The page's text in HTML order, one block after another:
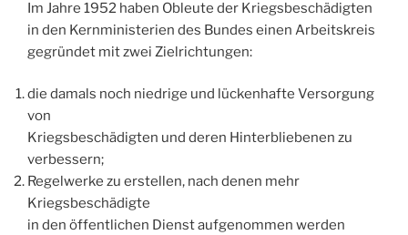
Im Jahre 1952 haben Obleute der Kriegsbeschädigten
in den Kernministerien des Bundes einen Arbeitskreis
gegründet mit zwei Zielrichtungen:
die damals noch niedrige und lückenhafte Versorgung
von
Kriegsbeschädigten und deren Hinterbliebenen zu
verbessern;
Regelwerke zu erstellen, nach denen mehr
Kriegsbeschädigte
in den öffentlichen Dienst aufgenommen werden